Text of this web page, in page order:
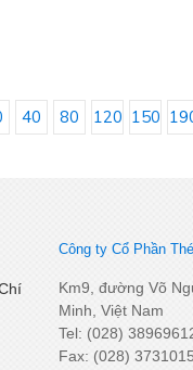
40 80 120 150
Công ty Cổ Phần
Km9, đường Võ
Minh, Việt Nam
Tel: (028)
Fax: (028)